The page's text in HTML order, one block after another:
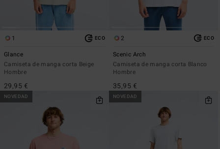
1 ECO
Glance
Camiseta de manga corta Beige
Hombre
29,95 €
2 ECO
Scenic Arch
Camiseta de manga corta Blanco
Hombre
35,95 €
NOVEDAD NOVEDAD